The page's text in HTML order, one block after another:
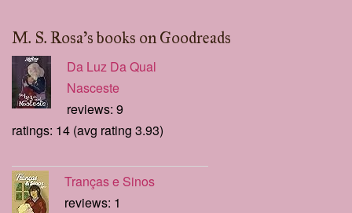
M. S. Rosa's books on Goodreads
Da Luz Da Qual
Nasceste
reviews: 9
ratings: 14 (avg rating 3.93)
Tranças e Sinos
reviews: 1